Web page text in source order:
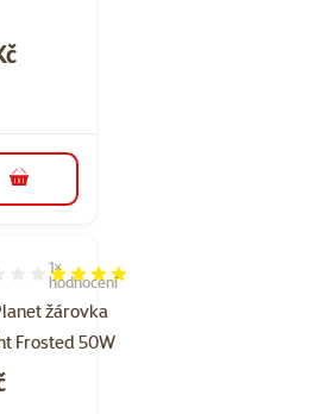
do košíku
žárovka
Frosted 50W
80%, počet hodnocení: 1
1×
hodnocení